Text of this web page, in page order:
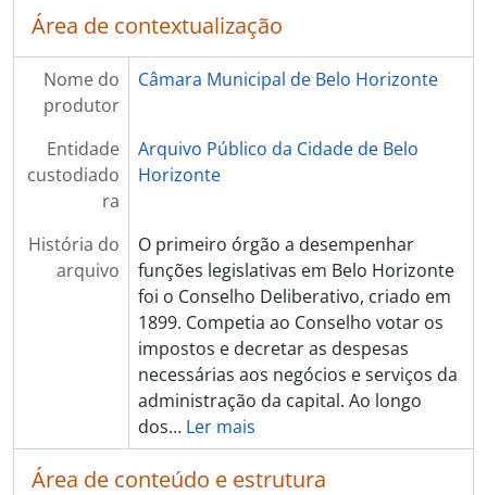
Área de contextualização
Nome do
produtor
Câmara Municipal de Belo Horizonte
Entidade
custodiado
ra
Arquivo Público da Cidade de Belo
Horizonte
História do
arquivo
O primeiro órgão a desempenhar
funções legislativas em Belo Horizonte
foi o Conselho Deliberativo, criado em
1899. Competia ao Conselho votar os
impostos e decretar as despesas
necessárias aos negócios e serviços da
administração da capital. Ao longo
dos… Ler mais
Área de conteúdo e estrutura